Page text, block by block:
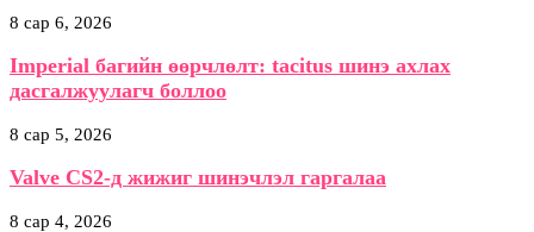
8 сар 6, 2026
Imperial багийн өөрчлөлт: tacitus шинэ ахлах
дасгалжуулагч боллоо
8 сар 5, 2026
Valve CS2-д жижиг шинэчлэл гаргалаа
8 сар 4, 2026